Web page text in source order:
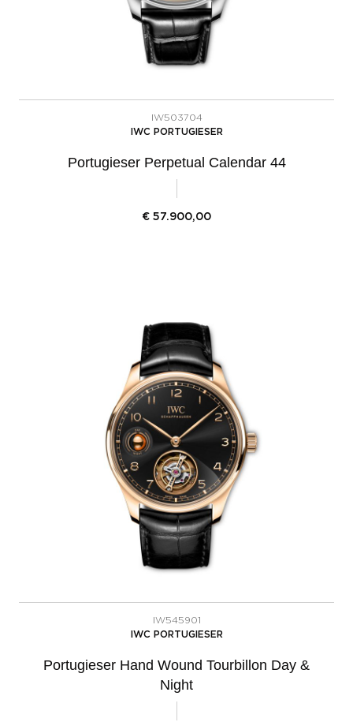
IW503704
IWC PORTUGIESER
Portugieser Perpetual Calendar 44
€ 57.900,00
IW545901
IWC PORTUGIESER
Portugieser Hand Wound Tourbillon Day &
Night